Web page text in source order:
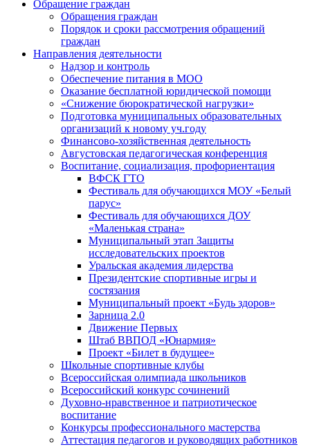
Обращение граждан
Обращения граждан
Порядок и сроки рассмотрения обращений
граждан
Направления деятельности
Надзор и контроль
Обеспечение питания в МОО
Оказание бесплатной юридической помощи
«Снижение бюрократической нагрузки»
Подготовка муниципальных образовательных
организаций к новому уч.году
Финансово-хозяйственная деятельность
Августовская педагогическая конференция
Воспитание, социализация, профориентация
ВФСК ГТО
Фестиваль для обучающихся МОУ «Белый
парус»
Фестиваль для обучающихся ДОУ
«Маленькая страна»
Муниципальный этап Защиты
исследовательских проектов
Уральская академия лидерства
Президентские спортивные игры и
состязания
Муниципальный проект «Будь здоров»
Зарница 2.0
Движение Первых
Штаб ВВПОД «Юнармия»
Проект «Билет в будущее»
Школьные спортивные клубы
Всероссийская олимпиада школьников
Всероссийский конкурс сочинений
Духовно-нравственное и патриотическое
воспитание
Конкурсы профессионального мастерства
Аттестация педагогов и руководящих работников